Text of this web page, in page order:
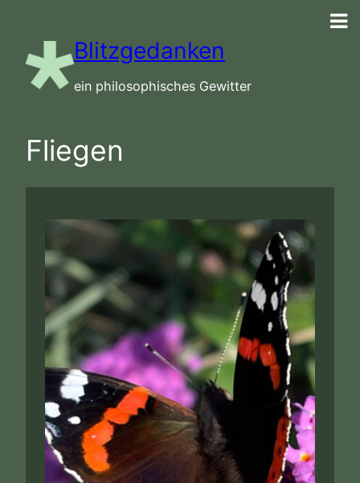
springen
Blitzgedanken
ein philosophisches Gewitter
Fliegen